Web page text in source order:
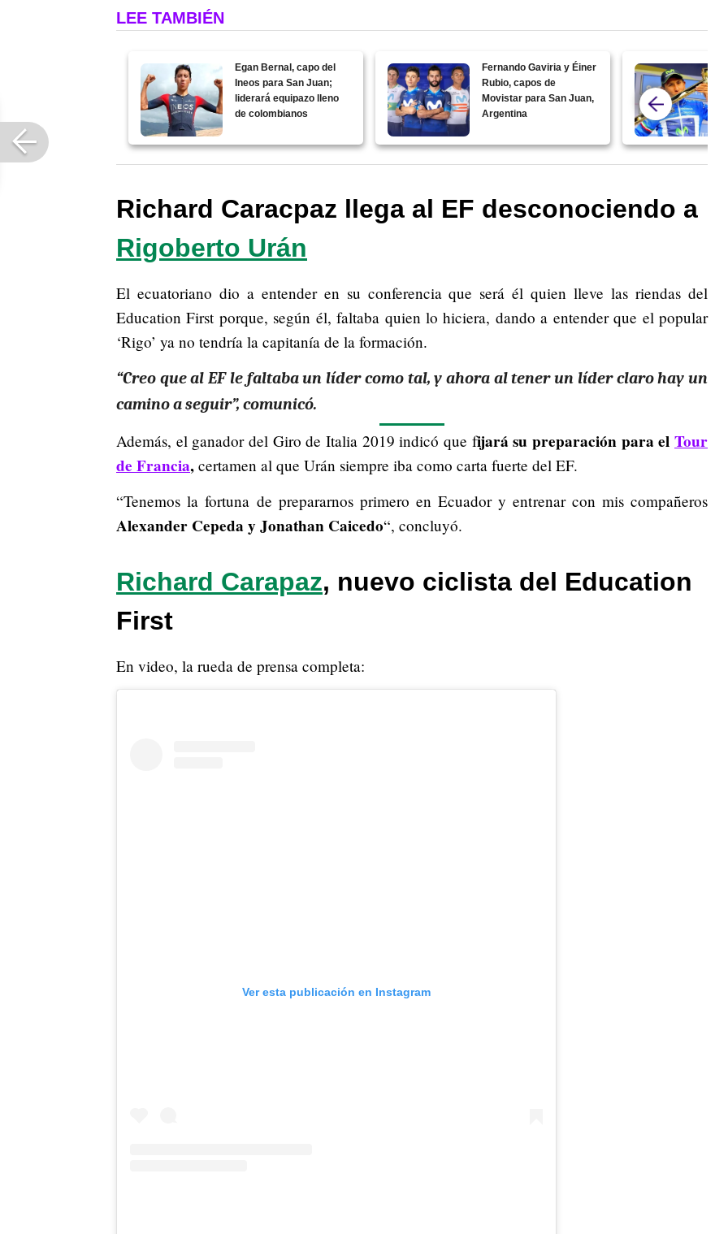
LEE TAMBIÉN
Egan Bernal, capo del
Ineos para San Juan;
liderará equipazo lleno
de colombianos
Fernando Gaviria y Éiner
Rubio, capos de
Movistar para San Juan,
Argentina
Richard Caracpaz llega al EF desconociendo a
Rigoberto Urán
El ecuatoriano dio a entender en su conferencia que será él quien lleve las riendas del
Education First porque, según él, faltaba quien lo hiciera, dando a entender que el popular
‘Rigo’ ya no tendría la capitanía de la formación.
“Creo que al EF le faltaba un líder como tal, y ahora al tener un líder claro hay un
camino a seguir”, comunicó.
Además, el ganador del Giro de Italia 2019 indicó que fijará su preparación para elTour
de Francia, certamen al que Urán siempre iba como carta fuerte del EF.
“Tenemos la fortuna de prepararnos primero en Ecuador y entrenar con mis compañeros
Alexander Cepeda y Jonathan Caicedo“, concluyó.
Richard Carapaz, nuevo ciclista del Education
First
En video, la rueda de prensa completa:
Ver esta publicación en Instagram